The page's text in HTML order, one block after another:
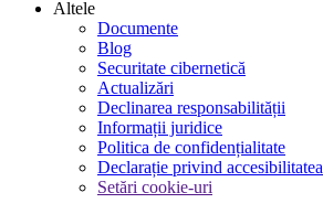
Altele
Documente
Blog
Securitate cibernetică
Actualizări
Declinarea responsabilității
Informații juridice
Politica de confidențialitate
Declarație privind accesibilitatea
Setări cookie-uri